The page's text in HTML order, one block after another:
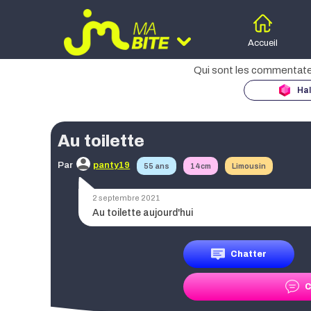
Accueil
Age
Taille
Région
Au toilette
Par panty19 55 ans 14cm Limousin
2 septembre 2021
Au toilette aujourd'hui
Chatter